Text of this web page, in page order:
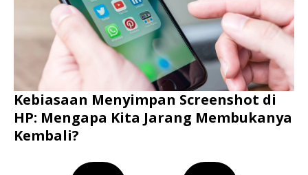
Kebiasaan Menyimpan Screenshot di
HP: Mengapa Kita Jarang Membukanya
Kembali?